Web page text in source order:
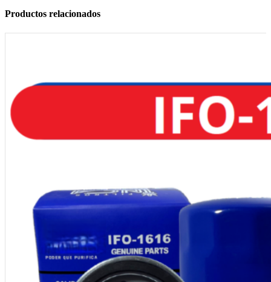
Productos relacionados